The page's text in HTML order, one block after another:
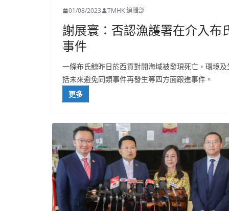
01/08/2023 TMHK 編輯部
謝展寰：否認漁護署在介入布
事件
一條布氏鯨昨日於西貢對開海域被發現死亡，環境
括未來避免同類事件再發生等四方面跟進事件。
更多